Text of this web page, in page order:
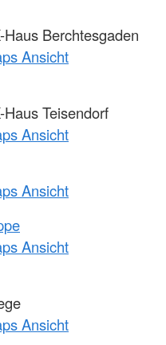
Berchtesgaden
Ansicht
Teisendorf
Ansicht
Ansicht
Ansicht
Ansicht